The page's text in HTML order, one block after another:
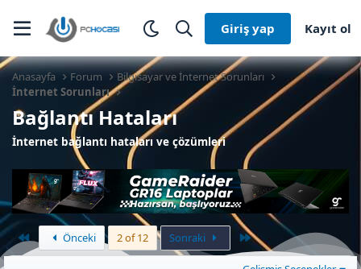
Giriş yap Kayıt ol
Anasayfa Forum
Bilgisayar ve İnternet Sorunları
İnternet Sorunları
Bağlantı Hataları
İnternet bağlantı hataları ve çözümleri
Önceki 2 of 12 Sonraki Last